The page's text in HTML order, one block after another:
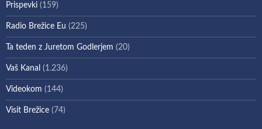
Prispevki (159)
Radio Brežice Eu (225)
Ta teden z Juretom Godlerjem (20)
Vaš Kanal (1.236)
Videokom (144)
Visit Brežice (74)